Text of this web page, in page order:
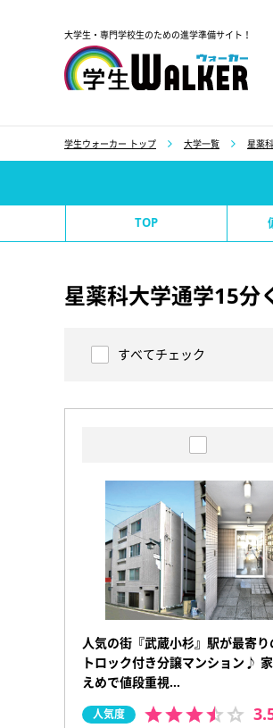
大学生・専門学校生のための進学準備サイト！
学生ウォーカー トップ 大学一覧 星薬
TOP
星薬科大学通学15分
すべてチェック
人気の街『武蔵小杉』駅が最寄り
トロック付き分譲マンション♪
えめで値段重視…
人気度